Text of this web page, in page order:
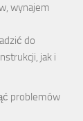
wynajem
do
jak i
problemów